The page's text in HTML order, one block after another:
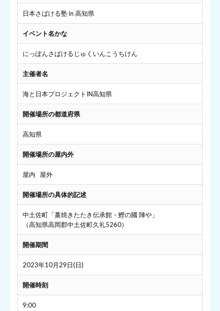
日本さばける塾 in 高知県
イベント名かな
にっぽんさばけるじゅくいんこうちけん
主催者名
海と日本プロジェクトIN高知県
開催場所の都道府県
高知県
開催場所の屋内外
屋内 屋外
開催場所の具体的記述
中土佐町「藁焼きたたき伝承館・鰹の國 陣や」
（高知県高岡郡中土佐町久礼5260）
開催期間
2023年10月29日(日)
開催時刻
9:00